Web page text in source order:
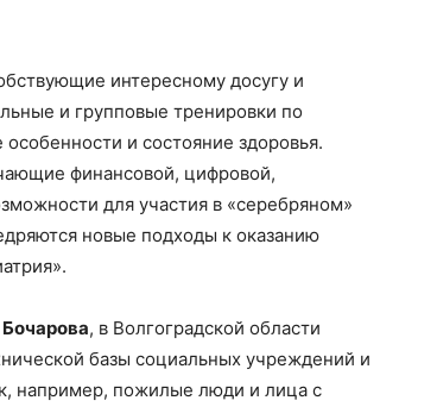
интересному досугу и
и групповые тренировки по
и состояние здоровья.
финансовой, цифровой,
для участия в «серебряном»
новые подходы к оказанию
, в Волгоградской области
базы социальных учреждений и
например, пожилые люди и лица с